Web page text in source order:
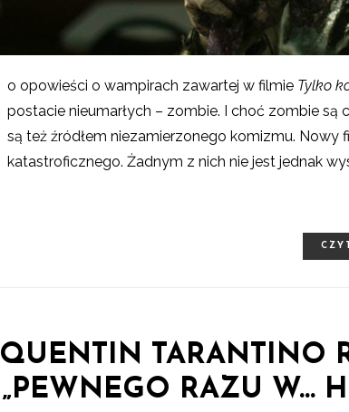
o opowieści o wampirach zawartej w filmie Tylko
postacie nieumarłych – zombie. I choć zombie
są też źródłem niezamierzonego komizmu. Nowy
katastroficznego. Żadnym z nich nie jest jednak
QUENTIN TARANTINO
„PEWNEGO RAZU W…